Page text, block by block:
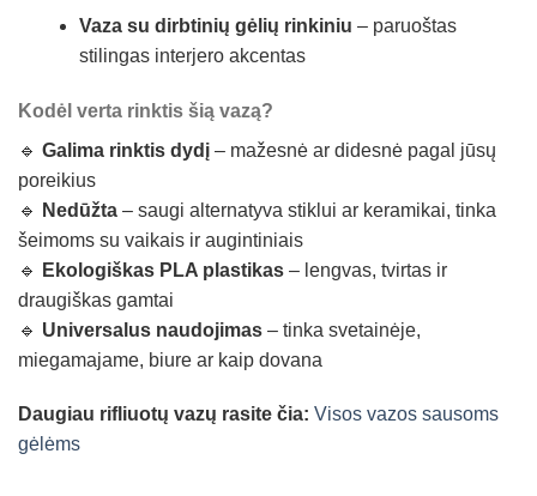
Vaza su dirbtinių gėlių rinkiniu – paruoštas
stilingas interjero akcentas
Kodėl verta rinktis šią vazą?
🔹 Galima rinktis dydį – mažesnė ar didesnė pagal jūsų
poreikius
🔹
Nedūžta – saugi alternatyva stiklui ar keramikai, tinka
šeimoms su vaikais ir augintiniais
🔹
Ekologiškas PLA plastikas – lengvas, tvirtas ir
draugiškas gamtai
🔹 Universalus naudojimas – tinka svetainėje,
miegamajame, biure ar kaip dovana
Daugiau rifliuotų vazų rasite čia: Visos vazos sausoms
gėlėms